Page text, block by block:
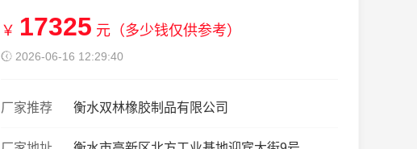
￥ 17325 元（多少钱仅供参考）
2026-06-16 12:29:40
厂家推荐 衡水双林橡胶制品有限公司